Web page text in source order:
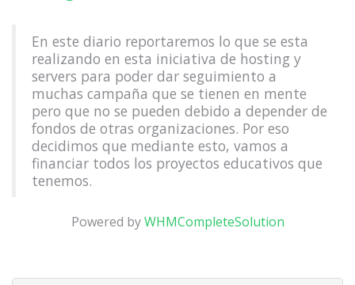
En este diario reportaremos lo que se esta
realizando en esta iniciativa de hosting y
servers para poder dar seguimiento a
muchas campaña que se tienen en mente
pero que no se pueden debido a depender de
fondos de otras organizaciones. Por eso
decidimos que mediante esto, vamos a
financiar todos los proyectos educativos que
tenemos.
Powered byWHMCompleteSolution